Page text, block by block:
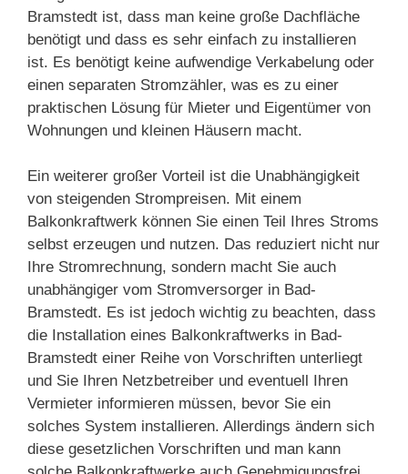
Bramstedt ist, dass man keine große Dachfläche
benötigt und dass es sehr einfach zu installieren
ist. Es benötigt keine aufwendige Verkabelung oder
einen separaten Stromzähler, was es zu einer
praktischen Lösung für Mieter und Eigentümer von
Wohnungen und kleinen Häusern macht.
Ein weiterer großer Vorteil ist die Unabhängigkeit
von steigenden Strompreisen. Mit einem
Balkonkraftwerk können Sie einen Teil Ihres Stroms
selbst erzeugen und nutzen. Das reduziert nicht nur
Ihre Stromrechnung, sondern macht Sie auch
unabhängiger vom Stromversorger in Bad-
Bramstedt. Es ist jedoch wichtig zu beachten, dass
die Installation eines Balkonkraftwerks in Bad-
Bramstedt einer Reihe von Vorschriften unterliegt
und Sie Ihren Netzbetreiber und eventuell Ihren
Vermieter informieren müssen, bevor Sie ein
solches System installieren. Allerdings ändern sich
diese gesetzlichen Vorschriften und man kann